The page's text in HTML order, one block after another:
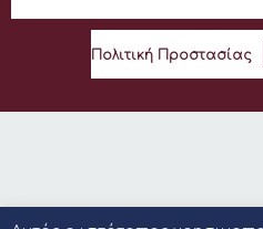
Πολιτική Προστασίας